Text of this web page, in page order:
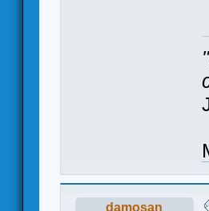
damosan